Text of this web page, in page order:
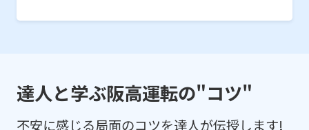
達人と学ぶ阪高運転の"コツ"
不安に感じる局面のコツを達人が伝授します!